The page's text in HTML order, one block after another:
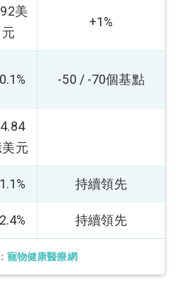
寵物健康醫療網
美
元
+1%
-50 / -70個基點
元
持續領先
持續領先